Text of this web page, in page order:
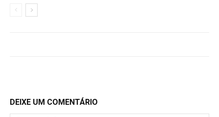
DEIXE UM COMENTÁRIO